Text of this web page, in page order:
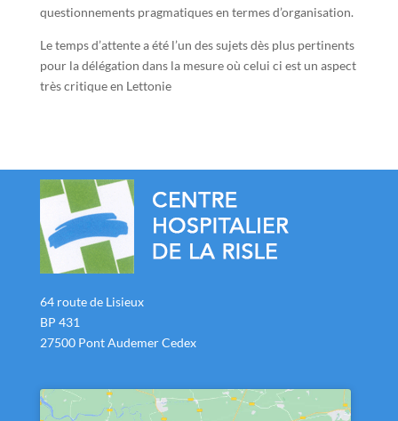
questionnements pragmatiques en termes d’organisation.
Le temps d’attente a été l’un des sujets dès plus pertinents
pour la délégation dans la mesure où celui ci est un aspect
très critique en Lettonie
64 route de Lisieux
BP 431
27500 Pont Audemer Cedex